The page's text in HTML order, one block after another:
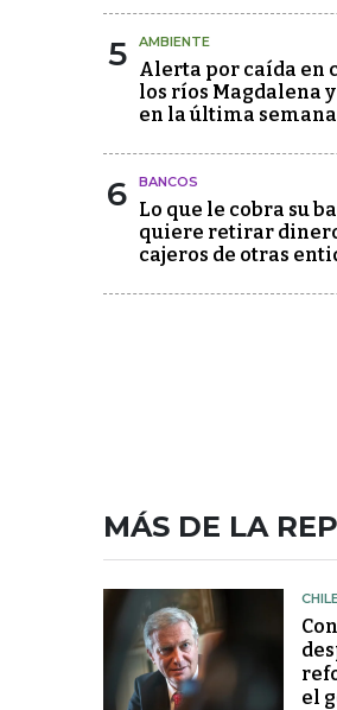
5 AMBIENTE
Alerta por caída en
los ríos Magdalena y
en la última semana
6 BANCOS
Lo que le cobra su
quiere retirar
cajeros de otras
MÁS DE LA
el